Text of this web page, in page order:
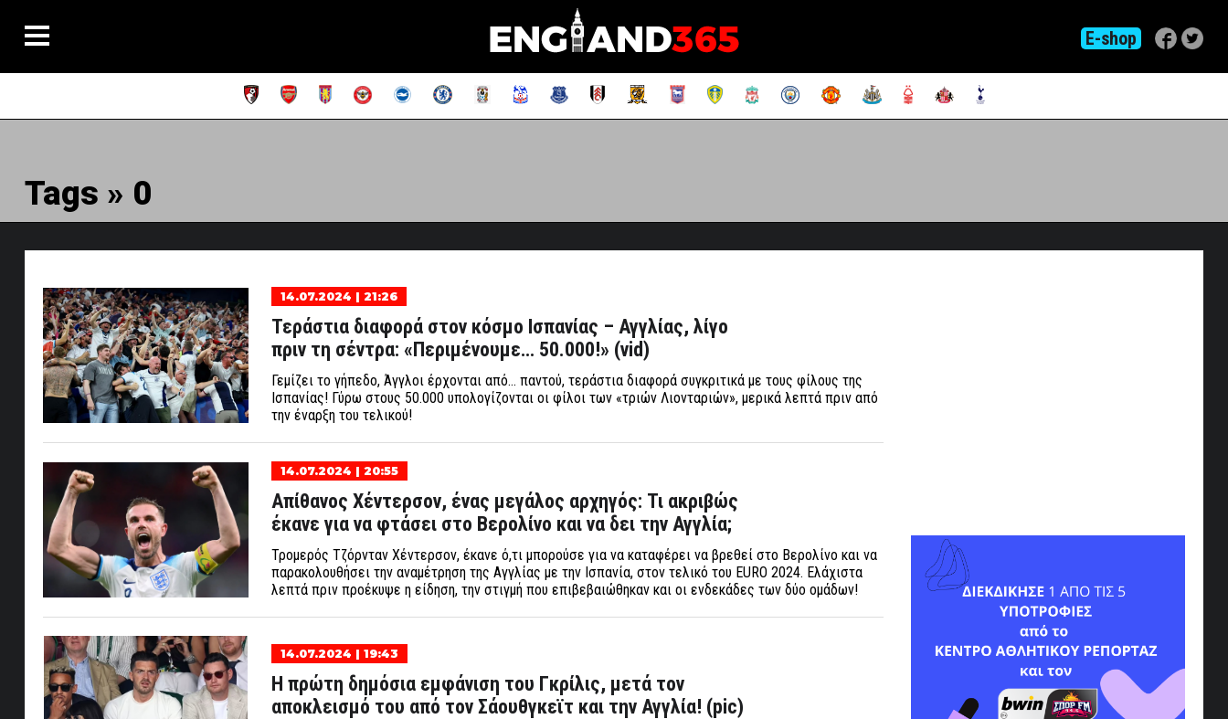
E-shop
Tags » 0
14.07.2024 | 21:26
Τεράστια διαφορά στον κόσμο Ισπανίας – Αγγλίας, λίγο
πριν τη σέντρα: «Περιμένουμε… 50.000!» (vid)
Γεμίζει το γήπεδο, Άγγλοι έρχονται από… παντού, τεράστια διαφορά συγκριτικά με τους φίλους της
Ισπανίας! Γύρω στους 50.000 υπολογίζονται οι φίλοι των «τριών Λιονταριών», μερικά λεπτά πριν από
την έναρξη του τελικού!
14.07.2024 | 20:55
Απίθανος Χέντερσον, ένας μεγάλος αρχηγός: Τι ακριβώς
έκανε για να φτάσει στο Βερολίνο και να δει την Αγγλία;
Τρομερός Τζόρνταν Χέντερσον, έκανε ό,τι μπορούσε για να καταφέρει να βρεθεί στο Βερολίνο και να
παρακολουθήσει την αναμέτρηση της Αγγλίας με την Ισπανία, στον τελικό του EURO 2024. Ελάχιστα
λεπτά πριν προέκυψε η είδηση, την στιγμή που επιβεβαιώθηκαν και οι ενδεκάδες των δύο ομάδων!
14.07.2024 | 19:43
Η πρώτη δημόσια εμφάνιση του Γκρίλις, μετά τον
αποκλεισμό του από τον Σάουθγκεϊτ και την Αγγλία! (pic)